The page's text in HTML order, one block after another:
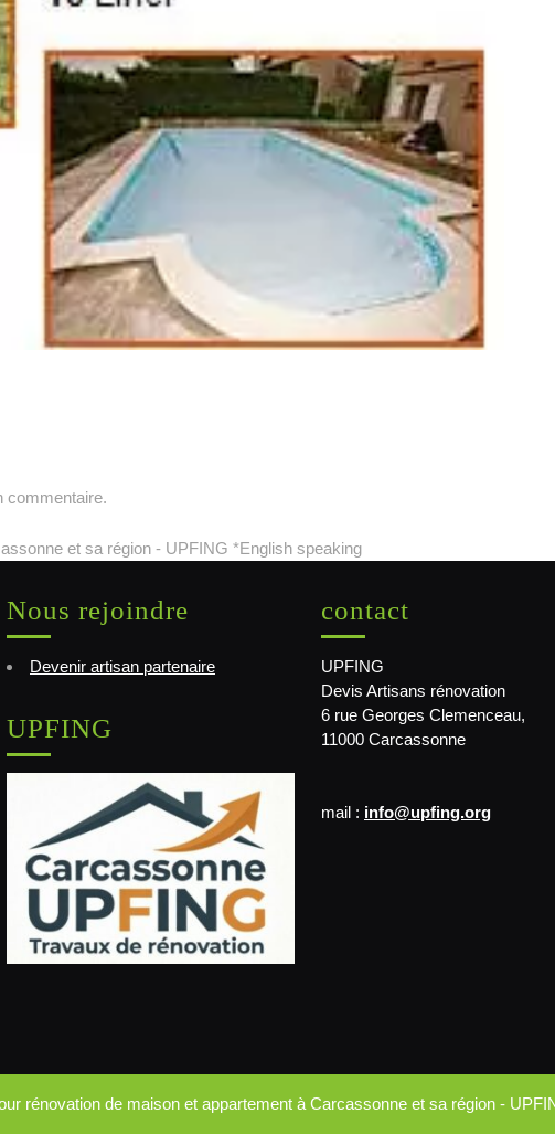
commentaire.
et sa région - UPFING *English speaking
Nous rejoindre
Devenir artisan partenaire
UPFING
contact
UPFING
Devis Artisans rénovation
6 rue Georges Clemenceau,
11000 Carcassonne
mail : info@upfing.org
rénovation de maison et appartement à Carcassonne et sa région -